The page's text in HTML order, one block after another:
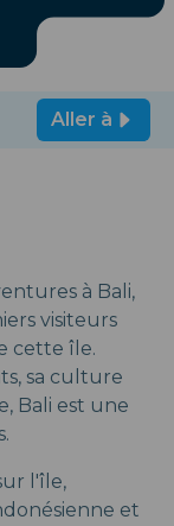
Aller à
à Bali,
visiteurs
cette île.
sa culture
Bali est une
l'île,
et